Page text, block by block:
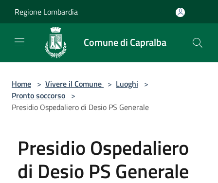
Regione Lombardia
Comune di Capralba
Home > Vivere il Comune > Luoghi >
Pronto soccorso >
Presidio Ospedaliero di Desio PS Generale
Presidio Ospedaliero
di Desio PS Generale